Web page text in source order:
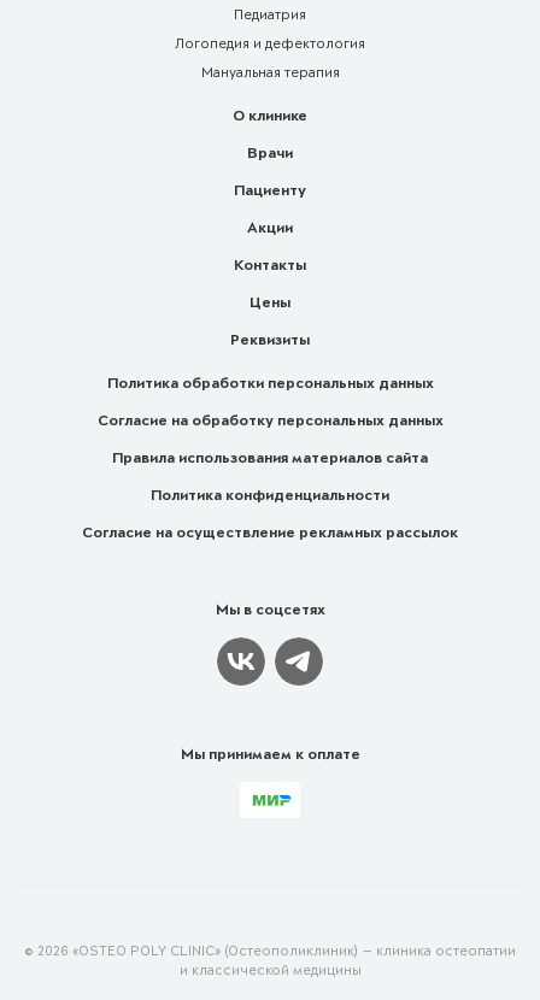
Педиатрия
Логопедия и дефектология
Мануальная терапия
О клинике
Врачи
Пациенту
Акции
Контакты
Цены
Реквизиты
Политика обработки персональных данных
Согласие на обработку персональных данных
Правила использования материалов сайта
Политика конфиденциальности
Согласие на осуществление рекламных рассылок
Мы в соцсетях
Мы принимаем к оплате
© 2026 «OSTEO POLY CLINIC» (Остеополиклиник) — клиника остеопатии
и классической медицины